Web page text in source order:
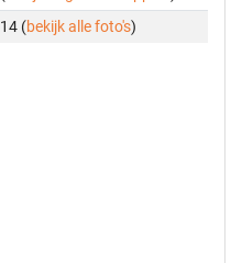
14 (bekijk alle foto's)